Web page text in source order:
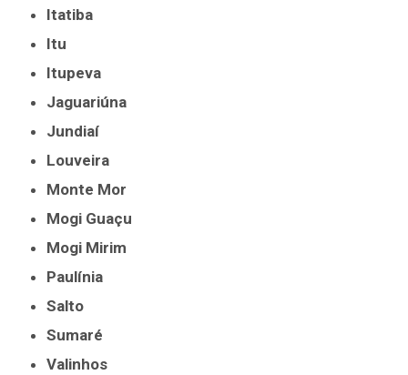
Itatiba
Itu
Itupeva
Jaguariúna
Jundiaí
Louveira
Monte Mor
Mogi Guaçu
Mogi Mirim
Paulínia
Salto
Sumaré
Valinhos